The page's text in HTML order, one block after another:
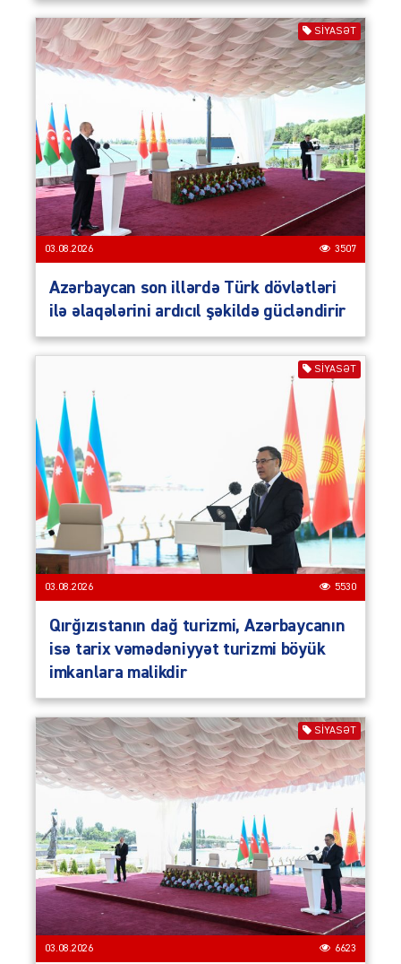
SIYASƏT
03.08.2026 3507
Azərbaycan son illərdə Türk dövlətləri
ilə əlaqələrini ardıcıl şəkildə gücləndirir
SIYASƏT
03.08.2026 5530
Qırğızıstanın dağ turizmi, Azərbaycanın
isə tarix vəmədəniyyət turizmi böyük
imkanlara malikdir
SIYASƏT
03.08.2026 6623